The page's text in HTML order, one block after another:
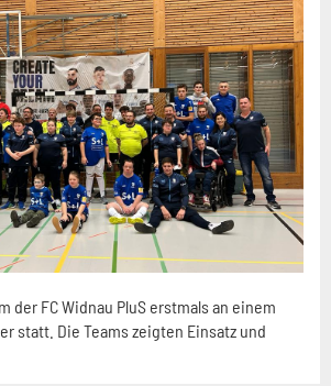
der FC Widnau PluS erstmals an einem
statt. Die Teams zeigten Einsatz und